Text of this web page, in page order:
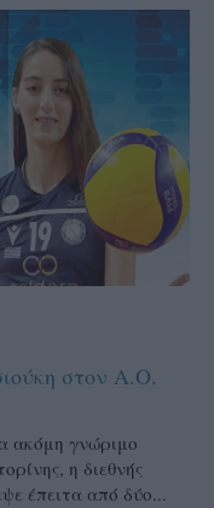
στον Α.Ο.
ακόμη γνώριμο
η διεθνής
έπειτα από δύο...